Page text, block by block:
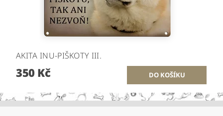
AKITA INU-PIŠKOTY III.
350 Kč